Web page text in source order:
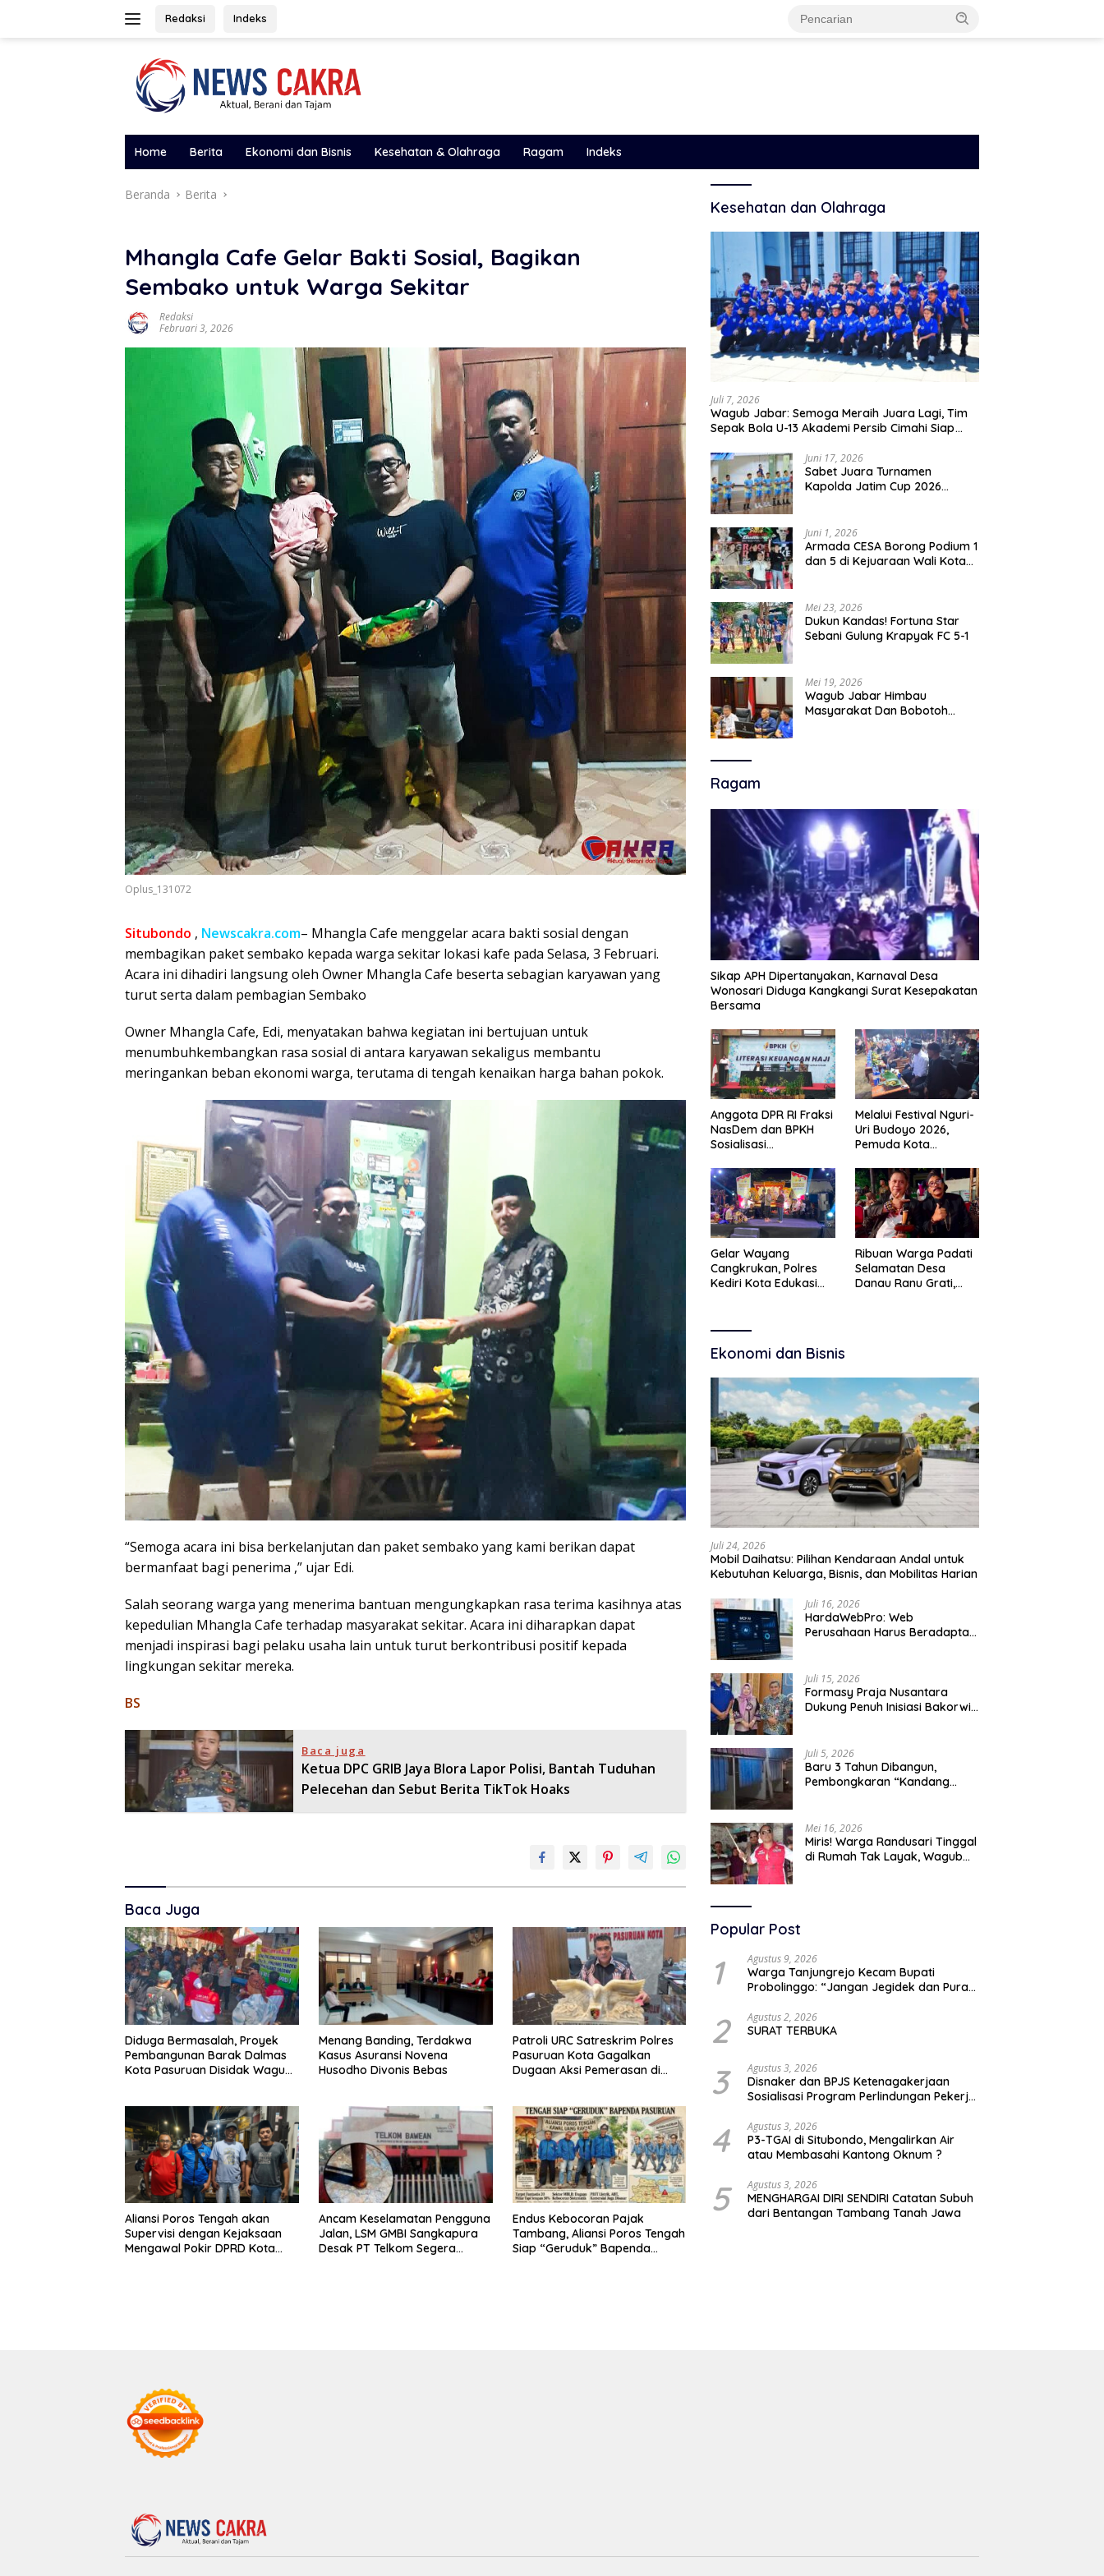
Redaksi Indeks
Home Berita Ekonomi dan Bisnis Kesehatan & Olahraga Ragam Indeks
Beranda Berita
Mhangla Cafe Gelar Bakti Sosial, Bagikan
Sembako untuk Warga Sekitar
Redaksi
Februari 3, 2026
Oplus_131072
Situbondo , Newscakra.com– Mhangla Cafe menggelar acara bakti sosial dengan
membagikan paket sembako kepada warga sekitar lokasi kafe pada Selasa, 3 Februari.
Acara ini dihadiri langsung oleh Owner Mhangla Cafe beserta sebagian karyawan yang
turut serta dalam pembagian Sembako
Owner Mhangla Cafe, Edi, menyatakan bahwa kegiatan ini bertujuan untuk
menumbuhkembangkan rasa sosial di antara karyawan sekaligus membantu
meringankan beban ekonomi warga, terutama di tengah kenaikan harga bahan pokok.
“Semoga acara ini bisa berkelanjutan dan paket sembako yang kami berikan dapat
bermanfaat bagi penerima ,” ujar Edi.
Salah seorang warga yang menerima bantuan mengungkapkan rasa terima kasihnya atas
kepedulian Mhangla Cafe terhadap masyarakat sekitar. Acara ini diharapkan dapat
menjadi inspirasi bagi pelaku usaha lain untuk turut berkontribusi positif kepada
lingkungan sekitar mereka.
BS
Baca juga
Ketua DPC GRIB Jaya Blora Lapor Polisi, Bantah Tuduhan
Pelecehan dan Sebut Berita TikTok Hoaks
Baca Juga
Diduga Bermasalah, Proyek
Pembangunan Barak Dalmas
Kota Pasuruan Disidak Wagub
Menang Banding, Terdakwa
Kasus Asuransi Novena
Husodho Divonis Bebas
Patroli URC Satreskrim Polres
Pasuruan Kota Gagalkan
Dugaan Aksi Pemerasan di
Aliansi Poros Tengah akan
Supervisi dengan Kejaksaan
Mengawal Pokir DPRD Kota
Ancam Keselamatan Pengguna
Jalan, LSM GMBI Sangkapura
Desak PT Telkom Segera
Endus Kebocoran Pajak
Tambang, Aliansi Poros Tengah
Siap “Geruduk” Bapenda
Kesehatan dan Olahraga
Juli 7, 2026
Wagub Jabar: Semoga Meraih Juara Lagi, Tim
Sepak Bola U-13 Akademi Persib Cimahi Siap
Juni 17, 2026
Sabet Juara Turnamen
Kapolda Jatim Cup 2026
Membanggakan
Juni 1, 2026
Armada CESA Borong Podium 1
dan 5 di Kejuaraan Wali Kota
Mei 23, 2026
Dukun Kandas! Fortuna Star
Sebani Gulung Krapyak FC 5-1
Mei 19, 2026
Wagub Jabar Himbau
Masyarakat Dan Bobotoh
Ragam
Sikap APH Dipertanyakan, Karnaval Desa
Wonosari Diduga Kangkangi Surat Kesepakatan
Bersama
Anggota DPR RI Fraksi
NasDem dan BPKH
Sosialisasi
Transparan
Melalui Festival Nguri-
Uri Budoyo 2026,
Pemuda Kota
Karakter Kebudayaan
dan Bebas Narkoba
Gelar Wayang
Cangkrukan, Polres
Kediri Kota Edukasi
Ribuan Warga Padati
Selamatan Desa
Danau Ranu Grati,
Ekonomi dan Bisnis
Juli 24, 2026
Mobil Daihatsu: Pilihan Kendaraan Andal untuk
Kebutuhan Keluarga, Bisnis, dan Mobilitas Harian
Juli 16, 2026
HardaWebPro: Web
Perusahaan Harus Beradaptasi
Operasional
Juli 15, 2026
Formasy Praja Nusantara
Dukung Penuh Inisiasi Bakorwil
Juli 5, 2026
Baru 3 Tahun Dibangun,
Pembongkaran “Kandang
Mei 16, 2026
Miris! Warga Randusari Tinggal
di Rumah Tak Layak, Wagub
Popular Post
1 Agustus 9, 2026
Warga Tanjungrejo Kecam Bupati
Probolinggo: “Jangan Jegidek dan Pura-
Dihajar Tambang
2 Agustus 2, 2026
SURAT TERBUKA
3 Agustus 3, 2026
Disnaker dan BPJS Ketenagakerjaan
Sosialisasi Program Perlindungan Pekerja
4 Agustus 3, 2026
P3-TGAI di Situbondo, Mengalirkan Air
atau Membasahi Kantong Oknum ?
5 Agustus 3, 2026
MENGHARGAI DIRI SENDIRI Catatan Subuh
dari Bentangan Tambang Tanah Jawa